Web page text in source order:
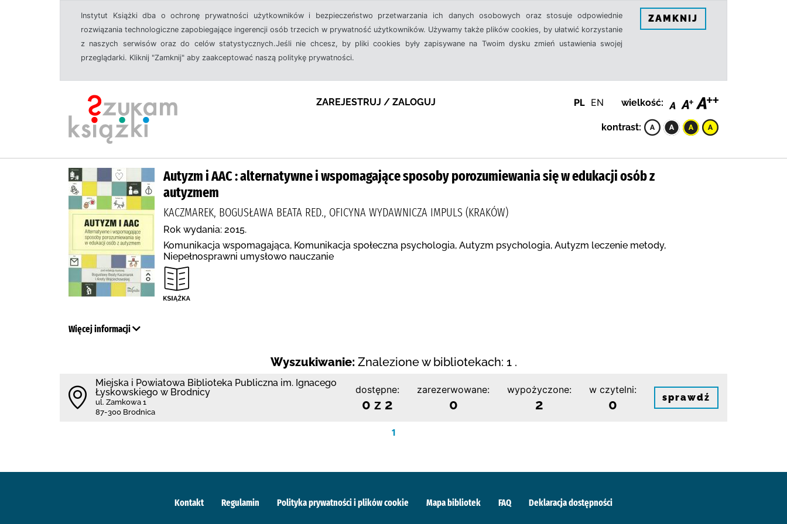
Instytut Książki dba o ochronę prywatności użytkowników i bezpieczeństwo przetwarzania ich danych osobowych oraz stosuje odpowiednie
rozwiązania technologiczne zapobiegające ingerencji osób trzecich w prywatność użytkowników. Używamy także plików cookies, by ułatwić korzystanie
z naszych serwisów oraz do celów statystycznych.Jeśli nie chcesz, by pliki cookies były zapisywane na Twoim dysku zmień ustawienia swojej
przeglądarki. Kliknij "Zamknij" aby zaakceptować naszą politykę prywatności.
ZAMKNIJ
ZAREJESTRUJ / ZALOGUJ PL EN wielkość:
kontrast:
Autyzm i AAC : alternatywne i wspomagające sposoby porozumiewania się w edukacji osób z
autyzmem
KACZMAREK, BOGUSŁAWA BEATA RED., OFICYNA WYDAWNICZA IMPULS (KRAKÓW)
Rok wydania: 2015.
Komunikacja wspomagająca, Komunikacja społeczna psychologia, Autyzm psychologia, Autyzm leczenie metody,
Niepełnosprawni umysłowo nauczanie
Więcej informacji
Wyszukiwanie: Znalezione w bibliotekach: 1 .
Miejska i Powiatowa Biblioteka Publiczna im. Ignacego
Łyskowskiego w Brodnicy
ul. Zamkowa 1
87-300 Brodnica
dostępne:
0 z 2
zarezerwowane:
0
wypożyczone:
2
w czytelni:
0 sprawdź
1
Kontakt Regulamin Polityka prywatności i plików cookie Mapa bibliotek FAQ Deklaracja dostępności